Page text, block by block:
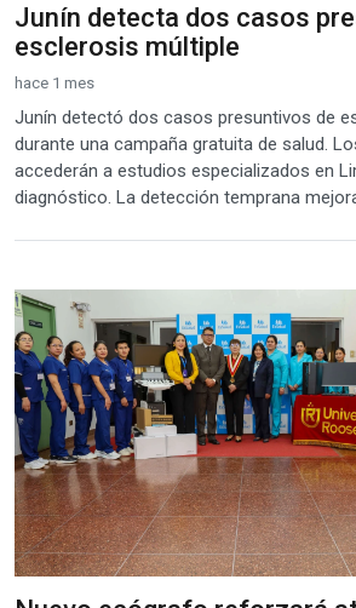
Junín detecta dos casos
esclerosis múltiple
hace 1 mes
Junín detectó dos casos presuntivos de
durante una campaña gratuita de salud.
accederán a estudios especializados en
diagnóstico. La detección temprana